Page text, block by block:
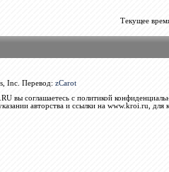
Текущее
Inc. Перевод: zCarot
вы соглашаетесь с политикой
авторства и ссылки на www.kroi.ru, для